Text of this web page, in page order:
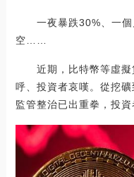
一夜暴跌30%、一個
空……
近期，比特幣等虛擬
呼、投資者哀嘆。從挖礦
監管整治已出重拳，投